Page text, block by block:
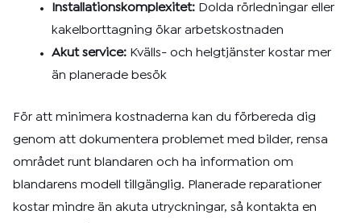
Installationskomplexitet: Dolda rörledningar eller
kakelborttagning ökar arbetskostnaden
Akut service: Kvälls- och helgtjänster kostar mer
än planerade besök
För att minimera kostnaderna kan du förbereda dig
genom att dokumentera problemet med bilder, rensa
området runt blandaren och ha information om
blandarens modell tillgänglig. Planerade reparationer
kostar mindre än akuta utryckningar, så kontakta en